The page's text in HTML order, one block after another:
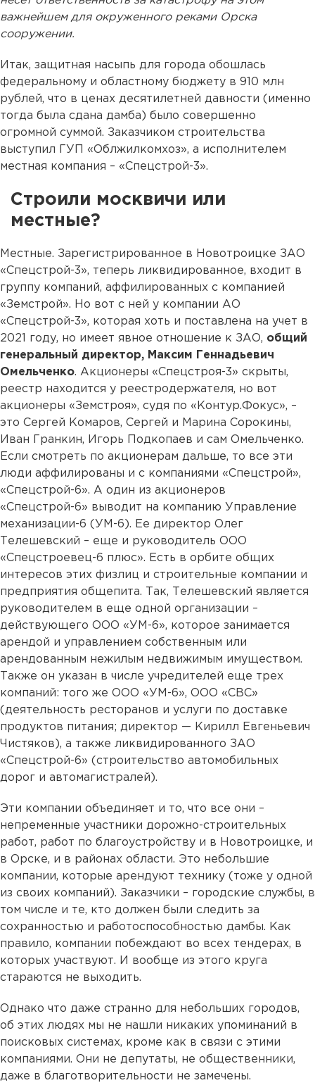
важнейшем для окруженного реками Орска
сооружении.
Итак, защитная насыпь для города обошлась
федеральному и областному бюджету в 910 млн
рублей, что в ценах десятилетней давности (именно
тогда была сдана дамба) было совершенно
огромной суммой. Заказчиком строительства
выступил ГУП «Облжилкомхоз», а исполнителем
местная компания – «Спецстрой-3».
Строили москвичи или
местные?
Местные. Зарегистрированное в Новотроицке ЗАО
«Спецстрой-3», теперь ликвидированное, входит в
группу компаний, аффилированных с компанией
«Земстрой». Но вот с ней у компании АО
«Спецстрой-3», которая хоть и поставлена на учет в
2021 году, но имеет явное отношение к ЗАО, общий
генеральный директор, Максим Геннадьевич
Омельченко. Акционеры «Спецстроя-3» скрыты,
реестр находится у реестродержателя, но вот
акционеры «Земстроя», судя по «Контур.Фокус», –
это Сергей Комаров, Сергей и Марина Сорокины,
Иван Гранкин, Игорь Подкопаев и сам Омельченко.
Если смотреть по акционерам дальше, то все эти
люди аффилированы и с компаниями «Спецстрой»,
«Спецстрой-6». А один из акционеров
«Спецстрой-6» выводит на компанию Управление
механизации-6 (УМ-6). Ее директор Олег
Телешевский – еще и руководитель ООО
«Спецстроевец-6 плюс». Есть в орбите общих
интересов этих физлиц и строительные компании и
предприятия общепита. Так, Телешевский является
руководителем в еще одной организации –
действующего ООО «УМ-6», которое занимается
арендой и управлением собственным или
арендованным нежилым недвижимым имуществом.
Также он указан в числе учредителей еще трех
компаний: того же ООО «УМ-6», ООО «СВС»
(деятельность ресторанов и услуги по доставке
продуктов питания; директор — Кирилл Евгеньевич
Чистяков), а также ликвидированного ЗАО
«Спецстрой-6» (строительство автомобильных
дорог и автомагистралей).
Эти компании объединяет и то, что все они –
непременные участники дорожно-строительных
работ, работ по благоустройству и в Новотроицке, и
в Орске, и в районах области. Это небольшие
компании, которые арендуют технику (тоже у одной
из своих компаний). Заказчики – городские службы, в
том числе и те, кто должен были следить за
сохранностью и работоспособностью дамбы. Как
правило, компании побеждают во всех тендерах, в
которых участвуют. И вообще из этого круга
стараются не выходить.
Однако что даже странно для небольших городов,
об этих людях мы не нашли никаких упоминаний в
поисковых системах, кроме как в связи с этими
компаниями. Они не депутаты, не общественники,
даже в благотворительности не замечены.